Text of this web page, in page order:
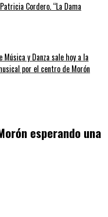
Cordero. “La Dama
Música y Danza sale hoy a la
por el centro de Morón
esperando una